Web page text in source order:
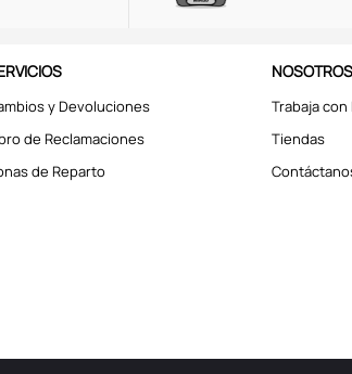
y Devoluciones
de Reclamaciones
de Reparto
NOSOTROS
Trabaja
Tiendas